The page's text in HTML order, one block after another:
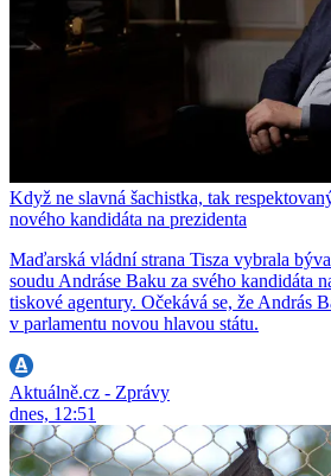
Když ne slavná šachistka, tak
nového kandidáta na prezidenta
Maďarská vládní strana Tisza vybrala
soudu Andráse Baku za svého kandidáta
tiskové agentury. Očekává se, že András
v parlamentu novou hlavou státu.
Aktuálně.cz - Zprávy
dnes, 12:51